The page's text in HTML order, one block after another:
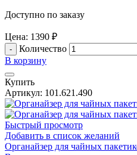
Доступно по заказу
Цена: 1390 ₽
Количество
В корзину
Купить
Артикул: 101.621.490
Быстрый просмотр
Добавить в список желаний
Органайзер для чайных